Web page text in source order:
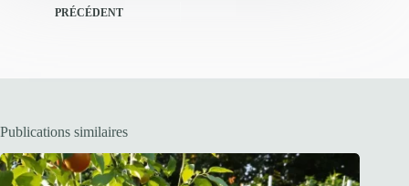
PRÉCÉDENT
Publications similaires